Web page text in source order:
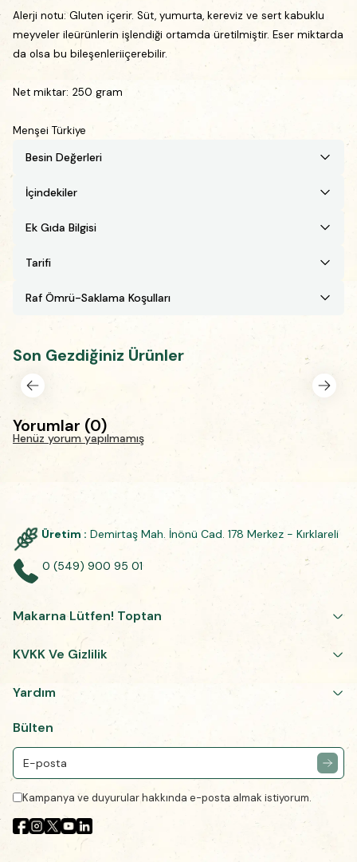
Alerji notu:Gluten içerir. Süt, yumurta, kereviz ve sert kabuklu
meyveler ileürünlerin işlendiği ortamda üretilmiştir. Eser miktarda
da olsa bu bileşenleriiçerebilir.
Net miktar: 250 gram
Menşei Türkiye
Besin Değerleri
İçindekiler
Ek Gıda Bilgisi
Tarifi
Raf Ömrü-Saklama Koşulları
Son Gezdiğiniz Ürünler
Yorumlar (0)
Henüz yorum yapılmamış
Üretim : Demirtaş Mah. İnönü Cad. 178 Merkez - Kırklareli
0 (549) 900 95 01
Makarna Lütfen! Toptan
KVKK Ve Gizlilik
Yardım
Bülten
Kampanya ve duyurular hakkında e-posta almak istiyorum.